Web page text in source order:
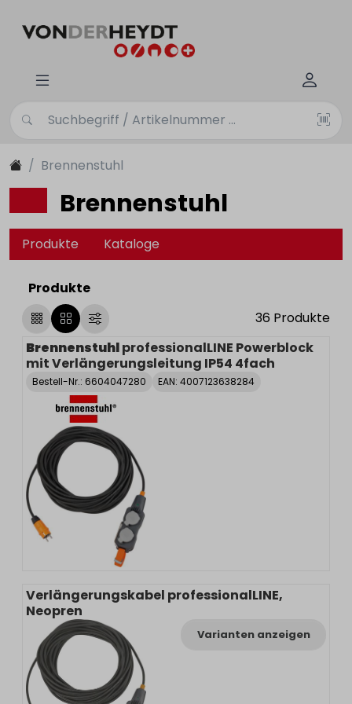
Brennenstuhl
Brennenstuhl
Produkte Kataloge
Produkte
36 Produkte
BrennenstuhlprofessionalLINE Powerblock
mit Verlängerungsleitung IP54 4fach
Bestell-Nr.: 6604047280 EAN: 4007123638284
Verlängerungskabel professionalLINE,
Neopren
Varianten anzeigen